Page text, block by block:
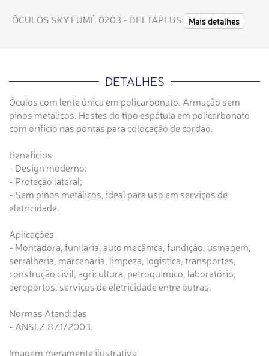
ÔCULOS SKY FUMÊ 0203 - DELTAPLUS
Mais detalhes
DETALHES
Óculos com lente única em policarbonato. Armação sem
pinos metálicos. Hastes do tipo espátula em policarbonato
com orifício nas pontas para colocação de cordão.
Benefícios
- Design moderno;
- Proteção lateral;
- Sem pinos metálicos, ideal para uso em serviços de
eletricidade.
Aplicações
- Montadora, funilaria, auto mecânica, fundição, usinagem,
serralheria, marcenaria, limpeza, logística, transportes,
construção civil, agricultura, petroquímico, laboratório,
aeroportos, serviços de eletricidade entre outras.
Normas Atendidas
- ANSI.Z.87.1/2003.
Imagem meramente ilustrativa